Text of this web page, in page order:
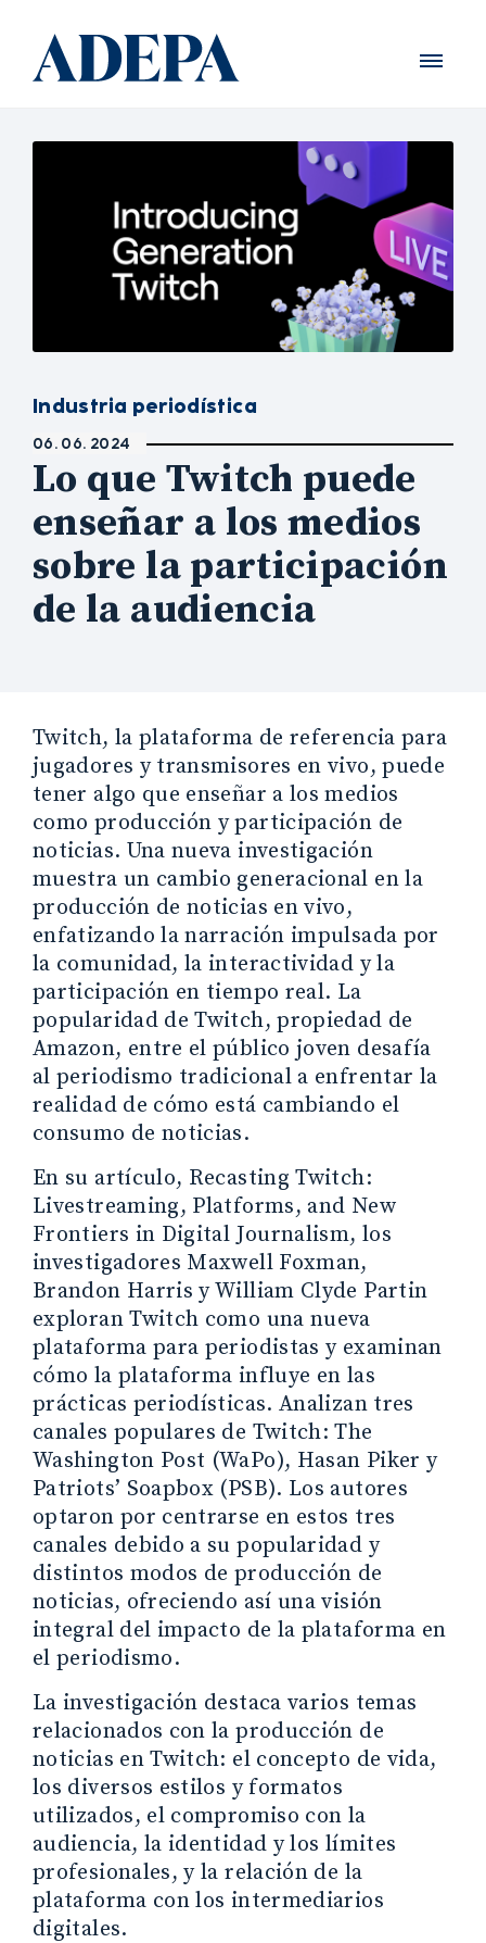
Industria periodística
06. 06. 2024
Lo que Twitch puede
enseñar a los medios
sobre la participación
de la audiencia
Twitch, la plataforma de referencia para
jugadores y transmisores en vivo, puede
tener algo que enseñar a los medios
como producción y participación de
noticias. Una nueva investigación
muestra un cambio generacional en la
producción de noticias en vivo,
enfatizando la narración impulsada por
la comunidad, la interactividad y la
participación en tiempo real. La
popularidad de Twitch, propiedad de
Amazon, entre el público joven desafía
al periodismo tradicional a enfrentar la
realidad de cómo está cambiando el
consumo de noticias.
En su artículo, Recasting Twitch:
Livestreaming, Platforms, and New
Frontiers in Digital Journalism, los
investigadores Maxwell Foxman,
Brandon Harris y William Clyde Partin
exploran Twitch como una nueva
plataforma para periodistas y examinan
cómo la plataforma influye en las
prácticas periodísticas. Analizan tres
canales populares de Twitch: The
Washington Post (WaPo), Hasan Piker y
Patriots’ Soapbox (PSB). Los autores
optaron por centrarse en estos tres
canales debido a su popularidad y
distintos modos de producción de
noticias, ofreciendo así una visión
integral del impacto de la plataforma en
el periodismo.
La investigación destaca varios temas
relacionados con la producción de
noticias en Twitch: el concepto de vida,
los diversos estilos y formatos
utilizados, el compromiso con la
audiencia, la identidad y los límites
profesionales, y la relación de la
plataforma con los intermediarios
digitales.